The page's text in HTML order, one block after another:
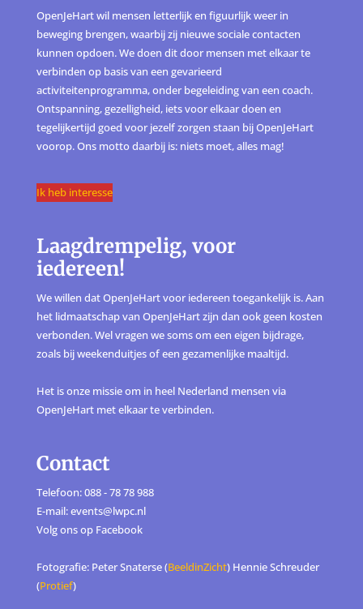
OpenJeHart wil mensen letterlijk en figuurlijk weer in
beweging brengen, waarbij zij nieuwe sociale contacten
kunnen opdoen. We doen dit door mensen met elkaar te
verbinden op basis van een gevarieerd
activiteitenprogramma, onder begeleiding van een coach.
Ontspanning, gezelligheid, iets voor elkaar doen en
tegelijkertijd goed voor jezelf zorgen staan bij OpenJeHart
voorop. Ons motto daarbij is: niets moet, alles mag!
Ik heb interesse
Laagdrempelig, voor
iedereen!
We willen dat OpenJeHart voor iedereen toegankelijk is. Aan
het lidmaatschap van OpenJeHart zijn dan ook geen kosten
verbonden. Wel vragen we soms om een eigen bijdrage,
zoals bij weekenduitjes of een gezamenlijke maaltijd.
Het is onze missie om in heel Nederland mensen via
OpenJeHart met elkaar te verbinden.
Contact
Telefoon: 088 - 78 78 988
E-mail: events@lwpc.nl
Volg ons op Facebook
Fotografie: Peter Snaterse (BeeldinZicht) Hennie Schreuder
(Protief)